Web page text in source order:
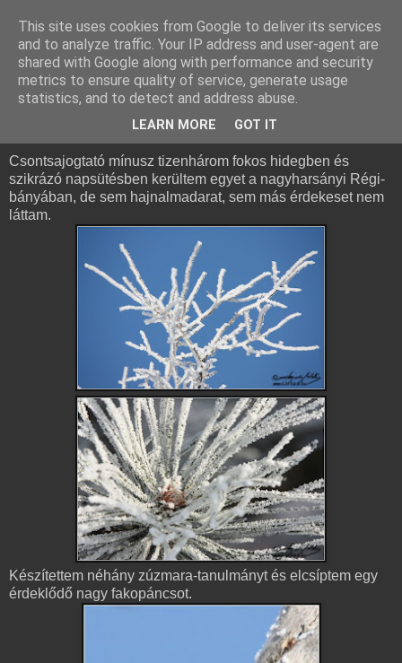
2010. január 29., péntek
Még mindig igazi tél
Csontsajogtató mínusz tizenhárom fokos hidegben és
szikrázó napsütésben kerültem egyet a nagyharsányi Régi-
bányában, de sem hajnalmadarat, sem más érdekeset nem
láttam.
Készítettem néhány zúzmara-tanulmányt és elcsíptem egy
érdeklődő nagy fakopáncsot.
This site uses cookies from Google to deliver its services
and to analyze traffic. Your IP address and user-agent are
shared with Google along with performance and security
metrics to ensure quality of service, generate usage
statistics, and to detect and address abuse.
LEARN MORE GOT IT